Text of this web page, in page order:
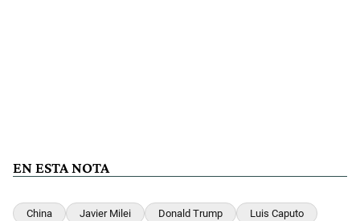
EN ESTA NOTA
China Javier Milei Donald Trump Luis Caputo